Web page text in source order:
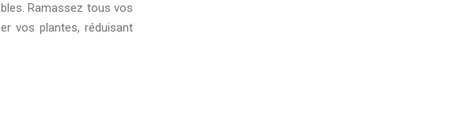
Ramassez tous vos
vos plantes, réduisant